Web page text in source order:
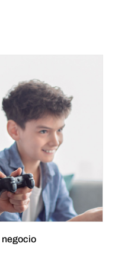
negocio